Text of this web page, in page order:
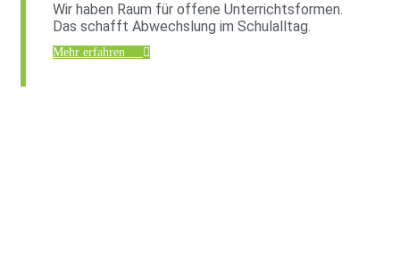
Wir haben Raum für offene Unterrichtsformen.
Das schafft Abwechslung im Schulalltag.
Mehr erfahren